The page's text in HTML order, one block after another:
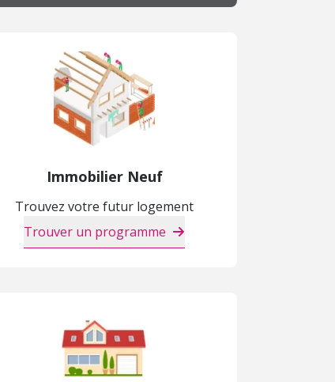
Immobilier Neuf
Trouvez votre futur logement
Trouver un programme